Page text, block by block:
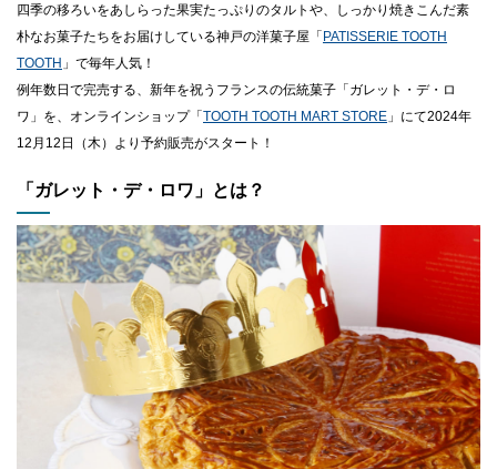
四季の移ろいをあしらった果実たっぷりのタルトや、しっかり焼きこんだ素
朴なお菓子たちをお届けしている神戸の洋菓子屋「PATISSERIE TOOTH
TOOTH 」で毎年人気！
例年数日で完売する、新年を祝うフランスの伝統菓子「ガレット・デ・ロ
ワ」を、オンラインショップ「TOOTH TOOTH MART STORE 」にて2024年
12月12日（木）より予約販売がスタート！
「 ガレット・デ・ロワ 」とは？